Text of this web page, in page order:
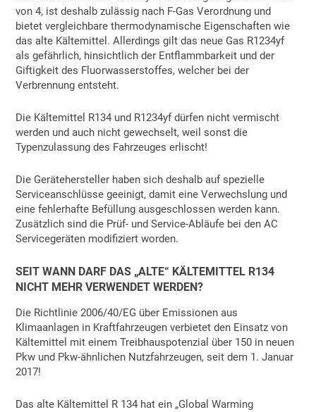
von 4, ist deshalb zulässig nach F-Gas Verordnung und
bietet vergleichbare thermodynamische Eigenschaften wie
das alte Kältemittel. Allerdings gilt das neue Gas R1234yf
als gefährlich, hinsichtlich der Entflammbarkeit und der
Giftigkeit des Fluorwasserstoffes, welcher bei der
Verbrennung entsteht.
Die Kältemittel R134 und R1234yf dürfen nicht vermischt
werden und auch nicht gewechselt, weil sonst die
Typenzulassung des Fahrzeuges erlischt!
Die Gerätehersteller haben sich deshalb auf spezielle
Serviceanschlüsse geeinigt, damit eine Verwechslung und
eine fehlerhafte Befüllung ausgeschlossen werden kann.
Zusätzlich sind die Prüf- und Service-Abläufe bei den AC
Servicegeräten modifiziert worden.
SEIT WANN DARF DAS „ALTE“ KÄLTEMITTEL R134
NICHT MEHR VERWENDET WERDEN?
Die Richtlinie 2006/40/EG über Emissionen aus
Klimaanlagen in Kraftfahrzeugen verbietet den Einsatz von
Kältemittel mit einem Treibhauspotenzial über 150 in neuen
Pkw und Pkw-ähnlichen Nutzfahrzeugen, seit dem 1. Januar
2017!
Das alte Kältemittel R 134 hat ein „Global Warming